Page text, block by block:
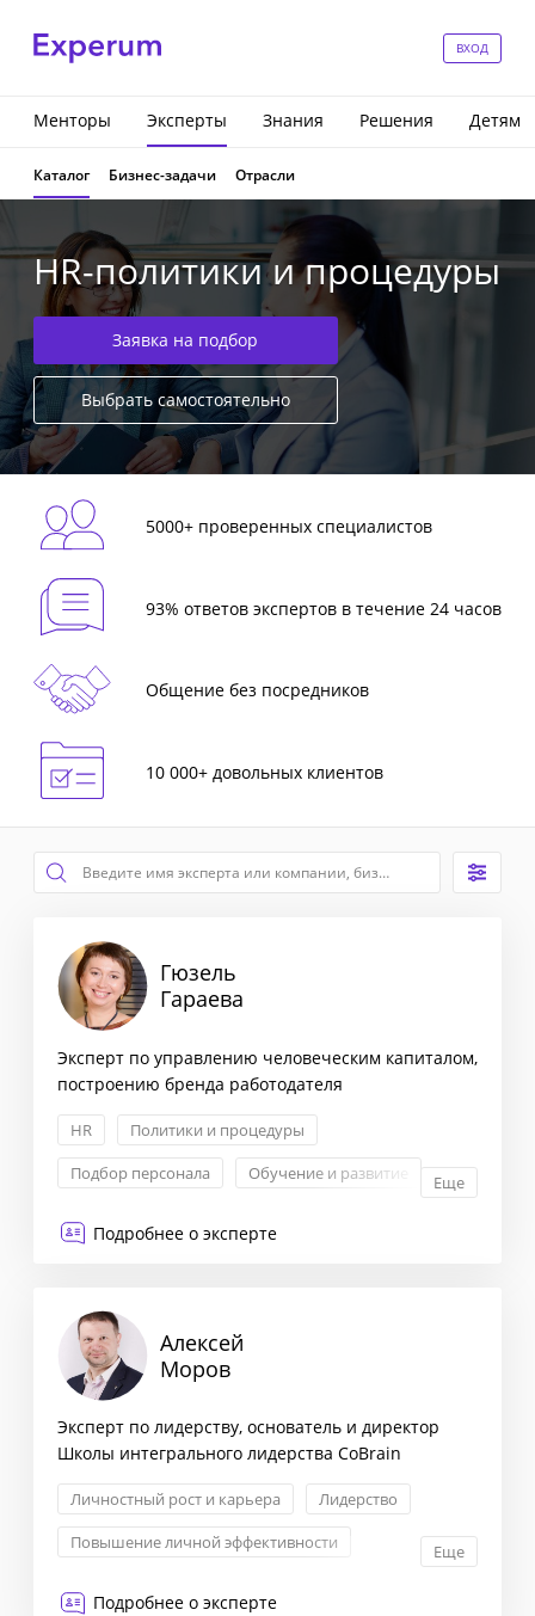
ВХОД
Менторы Эксперты Знания Решения Детям
Каталог Бизнес-задачи Отрасли
HR-политики и процедуры
Заявка на подбор
Выбрать самостоятельно
5000+ проверенных специалистов
93% ответов экспертов в течение 24 часов
Общение без посредников
10 000+ довольных клиентов
Гюзель
Гараева
Эксперт по управлению человеческим капиталом,
построению бренда работодателя
HR
Политики и процедуры
Подбор персонала
Обучение и развитие Еще
Подробнее о эксперте
Алексей
Моров
Эксперт по лидерству, основатель и директор
Школы интегрального лидерства CoBrain
Личностный рост и карьера
Лидерство
Повышение личной эффективности
Еще
Подробнее о эксперте